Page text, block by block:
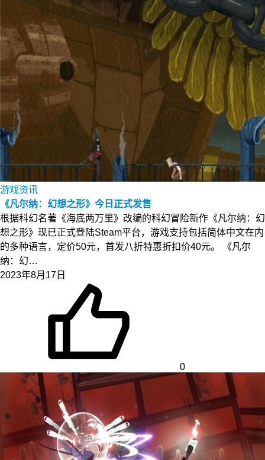
游戏资讯
《凡尔纳：幻想之形》今日正式发售
根据科幻名著《海底两万里》改编的科幻冒险新作《凡尔纳：幻
想之形》现已正式登陆Steam平台，游戏支持包括简体中文在内
的多种语言，定价50元，首发八折特惠折扣价40元。 《凡尔
纳：幻…
2023年8月17日
0